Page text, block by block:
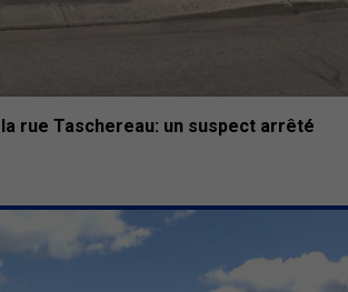
rue Taschereau: un suspect arrêté